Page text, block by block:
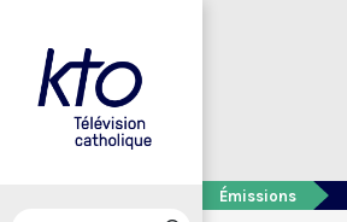
Émissions